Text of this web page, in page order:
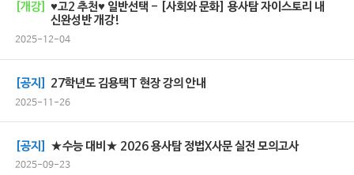
[개강]
♥고2 추천♥ 일반선택 - [사회와 문화] 용사탐 자이스토리 내
신완성반 개강!
2025-12-04
[공지] 27학년도 김용택T 현장 강의 안내
2025-11-26
[공지] ★수능 대비★ 2026 용사탐 정법X사문 실전 모의고사
2025-09-23